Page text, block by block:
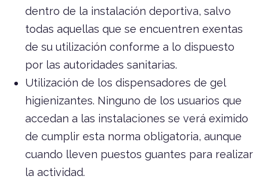
dentro de la instalación deportiva, salvo
todas aquellas que se encuentren exentas
de su utilización conforme a lo dispuesto
por las autoridades sanitarias.
Utilización de los dispensadores de gel
higienizantes. Ninguno de los usuarios que
accedan a las instalaciones se verá eximido
de cumplir esta norma obligatoria, aunque
cuando lleven puestos guantes para realizar
la actividad.